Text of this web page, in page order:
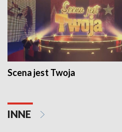
Scena jest Twoja
INNE